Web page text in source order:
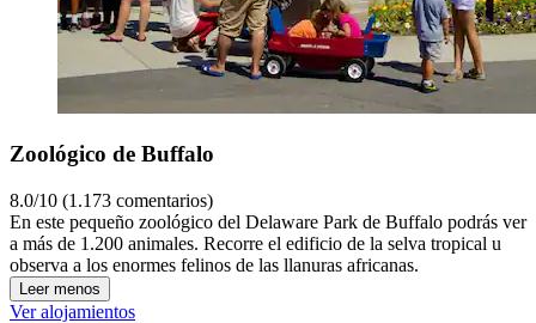
Zoológico de Buffalo
8.0/10 (1.173 comentarios)
En este pequeño zoológico del Delaware Park de Buffalo podrás ver
a más de 1.200 animales. Recorre el edificio de la selva tropical u
observa a los enormes felinos de las llanuras africanas.
Leer menos
Ver alojamientos